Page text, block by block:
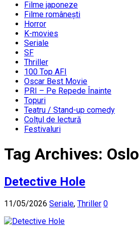
Filme japoneze
Filme românești
Horror
K-movies
Seriale
SF
Thriller
100 Top AFI
Oscar Best Movie
PRI – Pe Repede Înainte
Topuri
Teatru / Stand-up comedy
Colțul de lectură
Festivaluri
Tag Archives: Oslo
Detective Hole
11/05/2026 Seriale, Thriller 0